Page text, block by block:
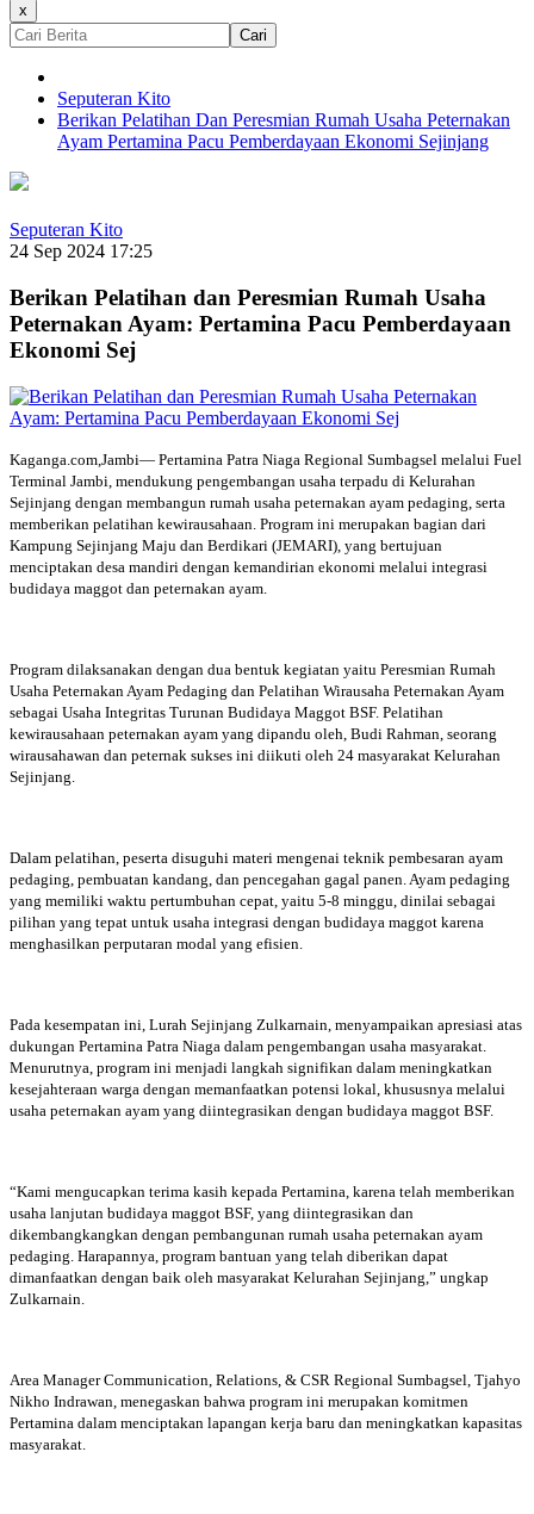
x
Cari
Seputeran Kito
Berikan Pelatihan Dan Peresmian Rumah Usaha Peternakan
Ayam Pertamina Pacu Pemberdayaan Ekonomi Sejinjang
Seputeran Kito
24 Sep 2024 17:25
Berikan Pelatihan dan Peresmian Rumah Usaha
Peternakan Ayam: Pertamina Pacu Pemberdayaan
Ekonomi Sej
Kaganga.com,Jambi— Pertamina Patra Niaga Regional Sumbagsel melalui Fuel
Terminal Jambi, mendukung pengembangan usaha terpadu di Kelurahan
Sejinjang dengan membangun rumah usaha peternakan ayam pedaging, serta
memberikan pelatihan kewirausahaan. Program ini merupakan bagian dari
Kampung Sejinjang Maju dan Berdikari (JEMARI), yang bertujuan
menciptakan desa mandiri dengan kemandirian ekonomi melalui integrasi
budidaya maggot dan peternakan ayam.
Program dilaksanakan dengan dua bentuk kegiatan yaitu Peresmian Rumah
Usaha Peternakan Ayam Pedaging dan Pelatihan Wirausaha Peternakan Ayam
sebagai Usaha Integritas Turunan Budidaya Maggot BSF. Pelatihan
kewirausahaan peternakan ayam yang dipandu oleh, Budi Rahman, seorang
wirausahawan dan peternak sukses ini diikuti oleh 24 masyarakat Kelurahan
Sejinjang.
Dalam pelatihan, peserta disuguhi materi mengenai teknik pembesaran ayam
pedaging, pembuatan kandang, dan pencegahan gagal panen. Ayam pedaging
yang memiliki waktu pertumbuhan cepat, yaitu 5-8 minggu, dinilai sebagai
pilihan yang tepat untuk usaha integrasi dengan budidaya maggot karena
menghasilkan perputaran modal yang efisien.
Pada kesempatan ini, Lurah Sejinjang Zulkarnain, menyampaikan apresiasi atas
dukungan Pertamina Patra Niaga dalam pengembangan usaha masyarakat.
Menurutnya, program ini menjadi langkah signifikan dalam meningkatkan
kesejahteraan warga dengan memanfaatkan potensi lokal, khususnya melalui
usaha peternakan ayam yang diintegrasikan dengan budidaya maggot BSF.
“Kami mengucapkan terima kasih kepada Pertamina, karena telah memberikan
usaha lanjutan budidaya maggot BSF, yang diintegrasikan dan
dikembangkangkan dengan pembangunan rumah usaha peternakan ayam
pedaging. Harapannya, program bantuan yang telah diberikan dapat
dimanfaatkan dengan baik oleh masyarakat Kelurahan Sejinjang,” ungkap
Zulkarnain.
Area Manager Communication, Relations, & CSR Regional Sumbagsel, Tjahyo
Nikho Indrawan, menegaskan bahwa program ini merupakan komitmen
Pertamina dalam menciptakan lapangan kerja baru dan meningkatkan kapasitas
masyarakat.